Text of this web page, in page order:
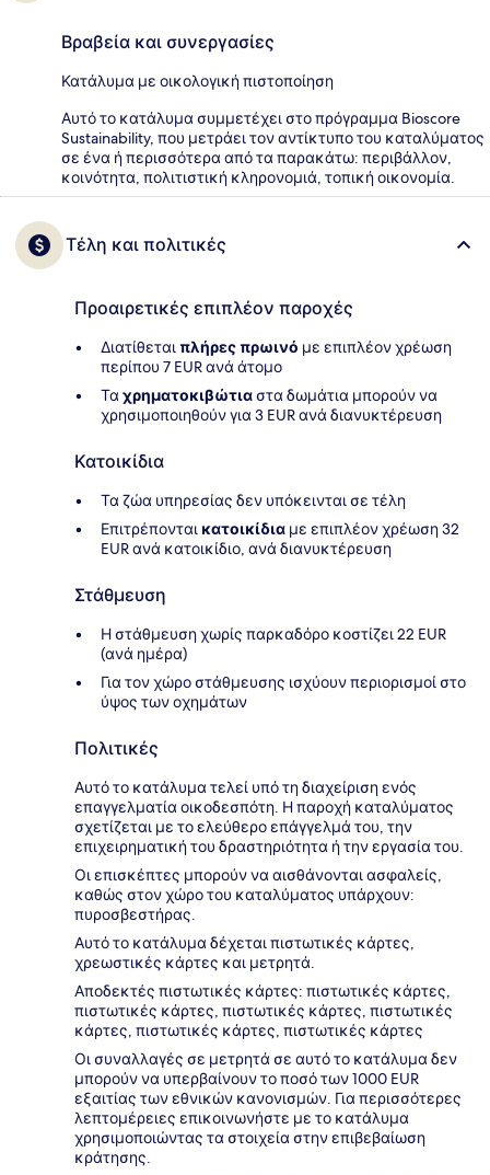
Βραβεία και συνεργασίες
Κατάλυμα με οικολογική πιστοποίηση
Αυτό το κατάλυμα συμμετέχει στο πρόγραμμα Bioscore
Sustainability, που μετράει τον αντίκτυπο του καταλύματος
σε ένα ή περισσότερα από τα παρακάτω: περιβάλλον,
κοινότητα, πολιτιστική κληρονομιά, τοπική οικονομία.
Τέλη και πολιτικές
Προαιρετικές επιπλέον παροχές
Διατίθεταιπλήρες πρωινό με επιπλέον χρέωση
περίπου 7 EUR ανά άτομο
Ταχρηματοκιβώτιαστα δωμάτια μπορούν να
χρησιμοποιηθούν για 3 EUR ανά διανυκτέρευση
Κατοικίδια
Τα ζώα υπηρεσίας δεν υπόκεινται σε τέλη
Επιτρέπονται κατοικίδια με επιπλέον χρέωση 32
EUR ανά κατοικίδιο, ανά διανυκτέρευση
Στάθμευση
Η στάθμευση χωρίς παρκαδόρο κοστίζει 22 EUR
(ανά ημέρα)
Για τον χώρο στάθμευσης ισχύουν περιορισμοί στο
ύψος των οχημάτων
Πολιτικές
Αυτό το κατάλυμα τελεί υπό τη διαχείριση ενός
επαγγελματία οικοδεσπότη. Η παροχή καταλύματος
σχετίζεται με το ελεύθερο επάγγελμά του, την
επιχειρηματική του δραστηριότητα ή την εργασία του.
Οι επισκέπτες μπορούν να αισθάνονται ασφαλείς,
καθώς στον χώρο του καταλύματος υπάρχουν:
πυροσβεστήρας.
Αυτό το κατάλυμα δέχεται πιστωτικές κάρτες,
χρεωστικές κάρτες και μετρητά.
Αποδεκτές πιστωτικές κάρτες: πιστωτικές κάρτες,
πιστωτικές κάρτες, πιστωτικές κάρτες, πιστωτικές
κάρτες, πιστωτικές κάρτες, πιστωτικές κάρτες
Οι συναλλαγές σε μετρητά σε αυτό το κατάλυμα δεν
μπορούν να υπερβαίνουν το ποσό των 1000 EUR
εξαιτίας των εθνικών κανονισμών. Για περισσότερες
λεπτομέρειες επικοινωνήστε με το κατάλυμα
χρησιμοποιώντας τα στοιχεία στην επιβεβαίωση
κράτησης.